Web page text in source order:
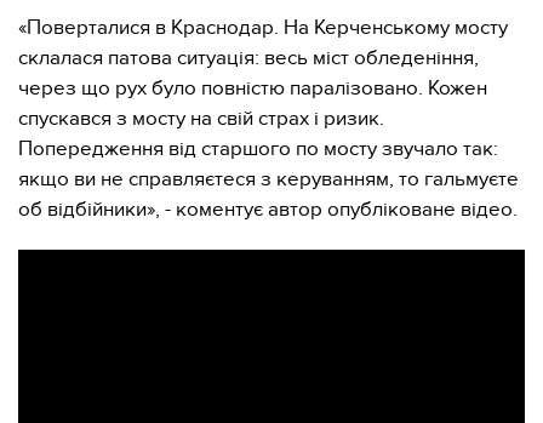
«Поверталися в Краснодар. На Керченському мосту
склалася патова ситуація: весь міст обледеніння,
через що рух було повністю паралізовано. Кожен
спускався з мосту на свій страх і ризик.
Попередження від старшого по мосту звучало так:
якщо ви не справляєтеся з керуванням, то гальмуєте
об відбійники», - коментує автор опубліковане відео.